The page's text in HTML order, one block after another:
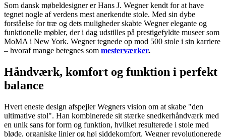
Som dansk møbeldesigner er Hans J. Wegner kendt for at have
tegnet nogle af verdens mest anerkendte stole. Med sin dybe
forståelse for træ og dets muligheder skabte Wegner elegante og
funktionelle møbler, der i dag udstilles på prestigefyldte museer som
MoMA i New York. Wegner tegnede op mod 500 stole i sin karriere
– hvoraf mange betegnes som mesterværker.
Håndværk, komfort og funktion i perfekt
balance
Hvert eneste design afspejler Wegners vision om at skabe "den
ultimative stol". Han kombinerede sit stærke snedkerhåndværk med
en unik sans for form og funktion, hvilket resulterede i stole med
bløde, organiske linjer og høj siddekomfort. Wegner revolutionerede